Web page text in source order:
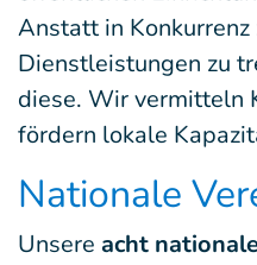
Anstatt in Konkurrenz
Dienstleistungen zu
diese. Wir vermitteln
fördern lokale
Nationale
Unsere acht